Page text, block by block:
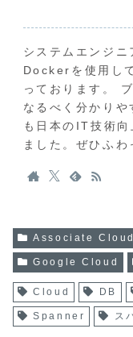
システムエンジ
Dockerを使用し
っております。
なるべく分かり
も日本のIT技術
ました。ぜひふわ
Associate
Google Cloud
Cloud DB
Spanner ス